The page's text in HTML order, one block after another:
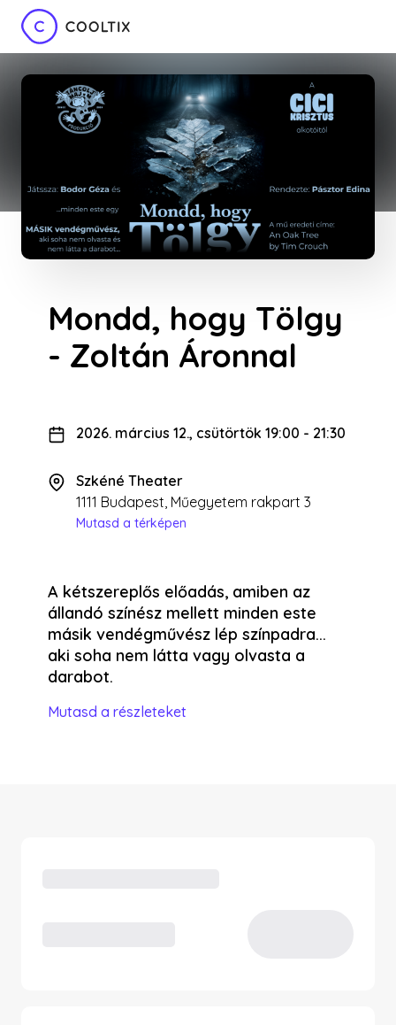
Mondd, hogy Tölgy
- Zoltán Áronnal
2026. március 12., csütörtök 19:00 - 21:30
Szkéné Theater
1111 Budapest, Műegyetem rakpart 3
Mutasd a térképen
A kétszereplős előadás, amiben az
állandó színész mellett minden este
másik vendégművész lép színpadra...
aki soha nem látta vagy olvasta a
darabot.
Mutasd a részleteket